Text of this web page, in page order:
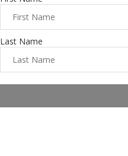
Last Name